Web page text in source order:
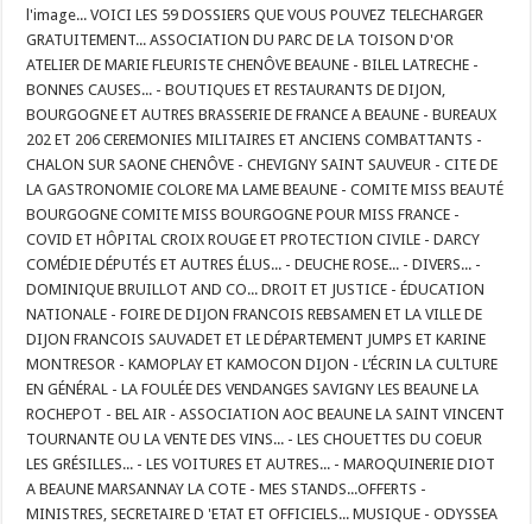
l'image... VOICI LES 59 DOSSIERS QUE VOUS POUVEZ TELECHARGER
GRATUITEMENT... ASSOCIATION DU PARC DE LA TOISON D'OR
ATELIER DE MARIE FLEURISTE CHENÔVE BEAUNE - BILEL LATRECHE -
BONNES CAUSES... - BOUTIQUES ET RESTAURANTS DE DIJON,
BOURGOGNE ET AUTRES BRASSERIE DE FRANCE A BEAUNE - BUREAUX
202 ET 206 CEREMONIES MILITAIRES ET ANCIENS COMBATTANTS -
CHALON SUR SAONE CHENÔVE - CHEVIGNY SAINT SAUVEUR - CITE DE
LA GASTRONOMIE COLORE MA LAME BEAUNE - COMITE MISS BEAUTÉ
BOURGOGNE COMITE MISS BOURGOGNE POUR MISS FRANCE -
COVID ET HÔPITAL CROIX ROUGE ET PROTECTION CIVILE - DARCY
COMÉDIE DÉPUTÉS ET AUTRES ÉLUS... - DEUCHE ROSE... - DIVERS... -
DOMINIQUE BRUILLOT AND CO... DROIT ET JUSTICE - ÉDUCATION
NATIONALE - FOIRE DE DIJON FRANCOIS REBSAMEN ET LA VILLE DE
DIJON FRANCOIS SAUVADET ET LE DÉPARTEMENT JUMPS ET KARINE
MONTRESOR - KAMOPLAY ET KAMOCON DIJON - L’ÉCRIN LA CULTURE
EN GÉNÉRAL - LA FOULÉE DES VENDANGES SAVIGNY LES BEAUNE LA
ROCHEPOT - BEL AIR - ASSOCIATION AOC BEAUNE LA SAINT VINCENT
TOURNANTE OU LA VENTE DES VINS... - LES CHOUETTES DU COEUR
LES GRÉSILLES... - LES VOITURES ET AUTRES... - MAROQUINERIE DIOT
A BEAUNE MARSANNAY LA COTE - MES STANDS...OFFERTS -
MINISTRES, SECRETAIRE D 'ETAT ET OFFICIELS... MUSIQUE - ODYSSEA